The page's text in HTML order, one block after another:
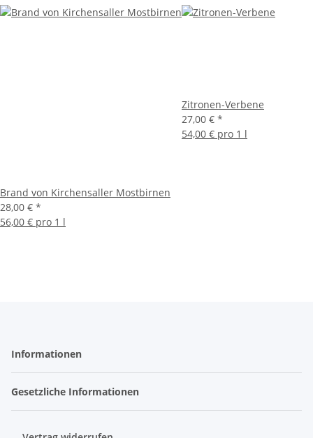
Brand von Kirchensaller Mostbirnen
28,00 € *
56,00 € pro 1 l
Zitronen-Verbene
27,00 € *
54,00 € pro 1 l
Informationen
Gesetzliche Informationen